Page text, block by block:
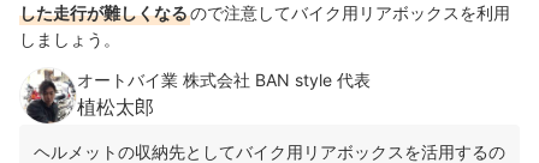
した走行が難しくなるので注意してバイク用リアボックスを利用
しましょう。
オートバイ業 株式会社 BAN style 代表
植松太郎
ヘルメットの収納先としてバイク用リアボックスを活用するの